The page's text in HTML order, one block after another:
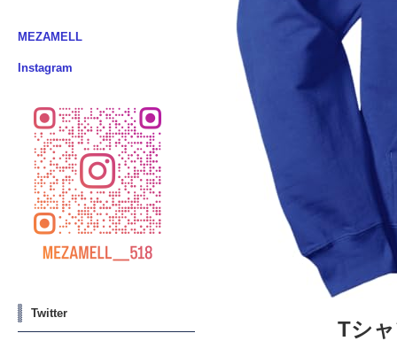
Tシ
MEZAMELL
Instagram
Twitter